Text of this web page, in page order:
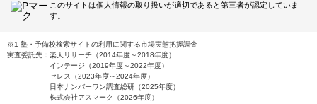
このサイトは個人情報の取り扱いが適切であると第三者が認定していま
す。
※1 塾・予備校検索サイトの利用に関する市場実態把握調査
実査委託先：楽天リサーチ（2014年度～2018年度）
インテージ（2019年度～2022年度）
セレス（2023年度～2024年度）
日本ナンバーワン調査総研（2025年度）
株式会社アスマーク（2026年度）